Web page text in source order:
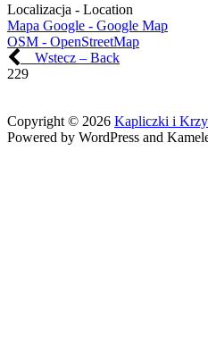
Localizacja - Location
Mapa Google - Google Map
OSM - OpenStreetMap
Wstecz – Back
229
Copyright © 2026 Kapliczki i
Powered by WordPress and